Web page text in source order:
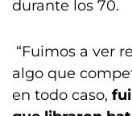
durante los 70.
“Fuimos a ver
algo que
en todo caso,